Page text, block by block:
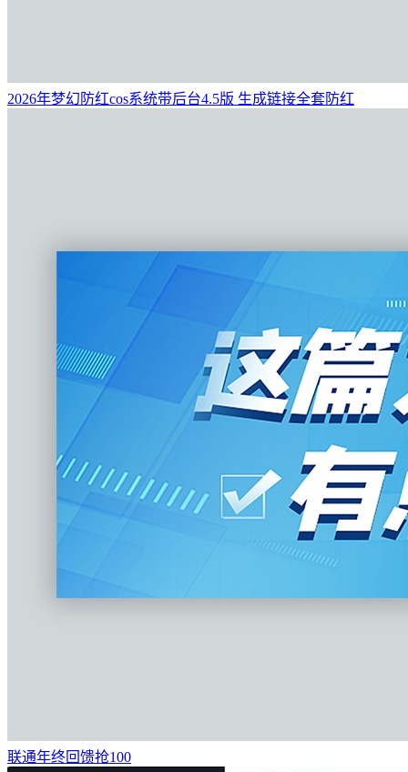
2026年梦幻防红cos系统带后台4.5版 生成链接全套防红
联通年终回馈抢100